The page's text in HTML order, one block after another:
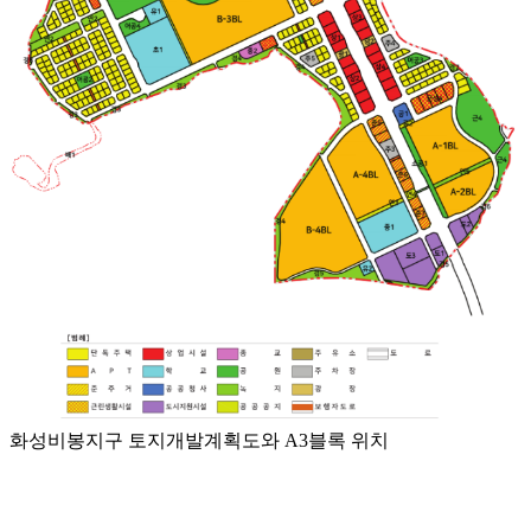
화성비봉지구 토지개발계획도와 A3블록 위치